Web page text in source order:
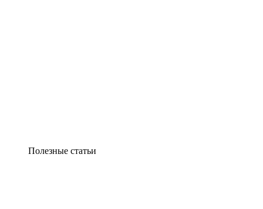
Полезные статьи